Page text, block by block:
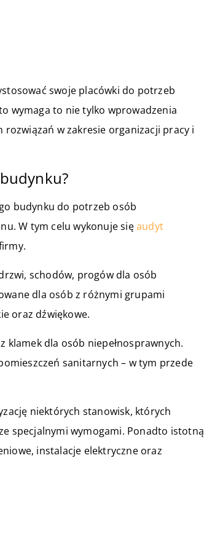
swoje placówki do potrzeb
wymaga to nie tylko wprowadzenia
w zakresie organizacji pracy i
budynku do potrzeb osób
W tym celu wykonuje sięaudyt
schodów, progów dla osób
dla osób z różnymi grupami
oraz dźwiękowe.
dla osób niepełnosprawnych.
sanitarnych – w tym przede
niektórych stanowisk, których
specjalnymi wymogami. Ponadto istotną
instalacje elektryczne oraz